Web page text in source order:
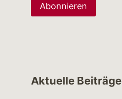
Aktuelle Beiträge